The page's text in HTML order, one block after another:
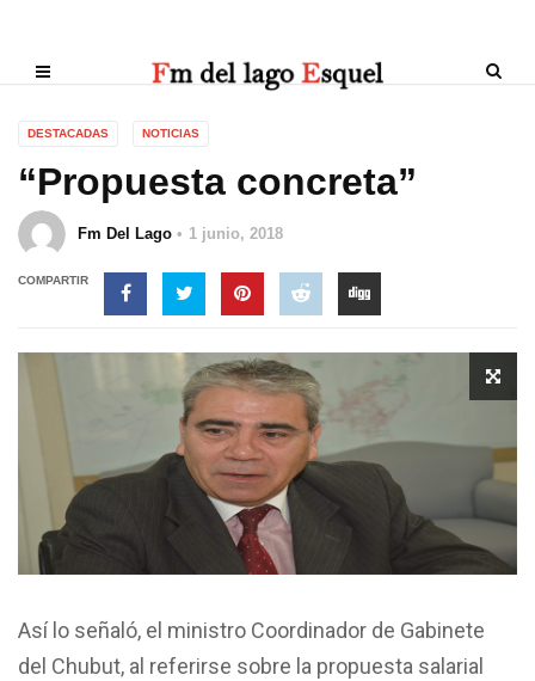
DESTACADAS NOTICIAS
“Propuesta concreta”
Fm Del Lago 1 junio, 2018
COMPARTIR
Así lo señaló, el ministro Coordinador de Gabinete
del Chubut, al referirse sobre la propuesta salarial